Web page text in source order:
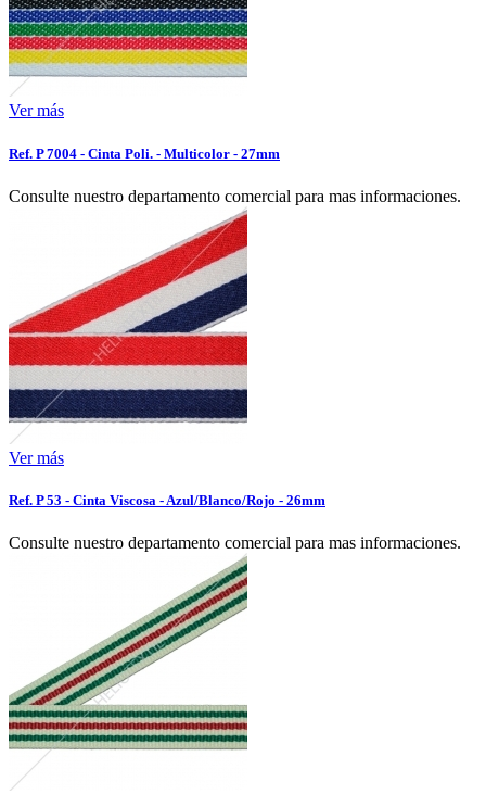
Ver más
Ref. P 7004 - Cinta Poli. - Multicolor - 27mm
Consulte nuestro departamento comercial para mas informaciones.
Ver más
Ref. P 53 - Cinta Viscosa - Azul/Blanco/Rojo - 26mm
Consulte nuestro departamento comercial para mas informaciones.